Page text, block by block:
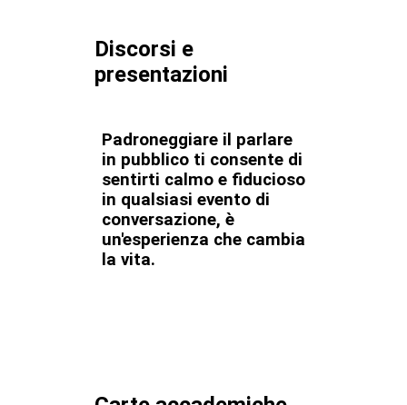
Discorsi e
presentazioni
Padroneggiare il parlare
in pubblico ti consente di
sentirti calmo e fiducioso
in qualsiasi evento di
conversazione, è
un'esperienza che cambia
la vita.